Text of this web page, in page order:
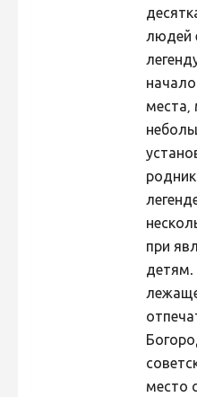
Hiite kuvavõistlus 2008
людей
места,
при
детям.
место